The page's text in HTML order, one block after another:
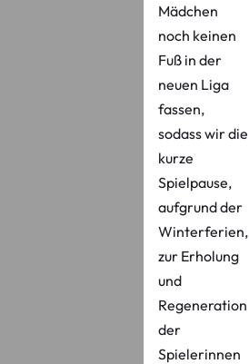
Mädchen
noch keinen
Fuß in der
neuen Liga
fassen,
sodass wir die
kurze
Spielpause,
aufgrund der
Winterferien,
zur Erholung
und
Regeneration
der
Spielerinnen